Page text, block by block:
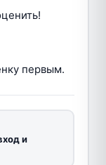
первым.
и